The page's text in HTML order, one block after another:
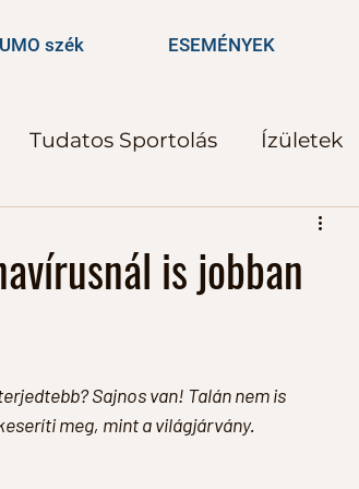
szék ESEMÉNYEK
Tudatos Sportolás Ízületek
is jobban
Sajnos van! Talán nem is
meg, mint a világjárvány.